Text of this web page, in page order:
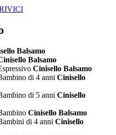
Balsamo
Balsamo
Cinisello Balsamo
di 4 anni Cinisello
di 5 anni Cinisello
Cinisello Balsamo
di 4 anni Cinisello